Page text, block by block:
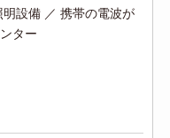
設備 ／ 携帯の電波が
ター